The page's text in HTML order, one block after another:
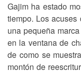
Gajim ha estado
tiempo. Los
una pequeña
en la ventana de
de como se
montón de